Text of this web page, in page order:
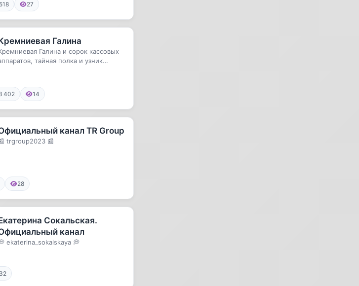
27
Галина
Галина и сорок кассовых
тайная полка и узник
402 14
канал TR Group
trgroup2023 📰
28
Сокальская.
канал
ekaterina_sokalskaya 💭